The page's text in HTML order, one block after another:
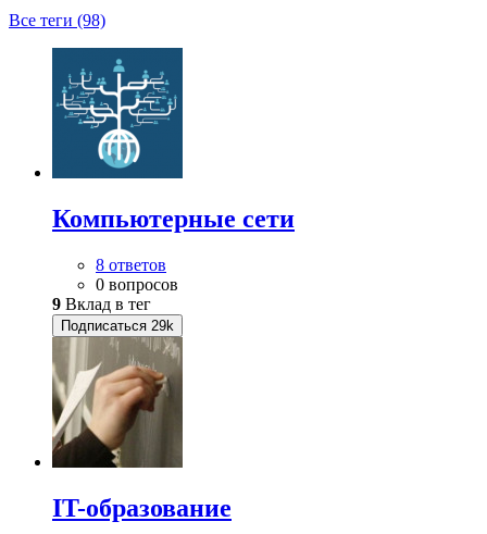
Все теги (98)
Компьютерные сети
8 ответов
0 вопросов
9 Вклад в тег
Подписаться 29k
IT-образование